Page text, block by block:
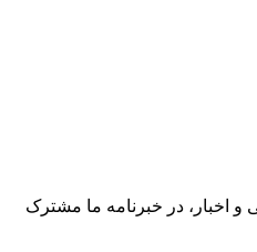
و اخبار، در خبرنامه ما مشترک